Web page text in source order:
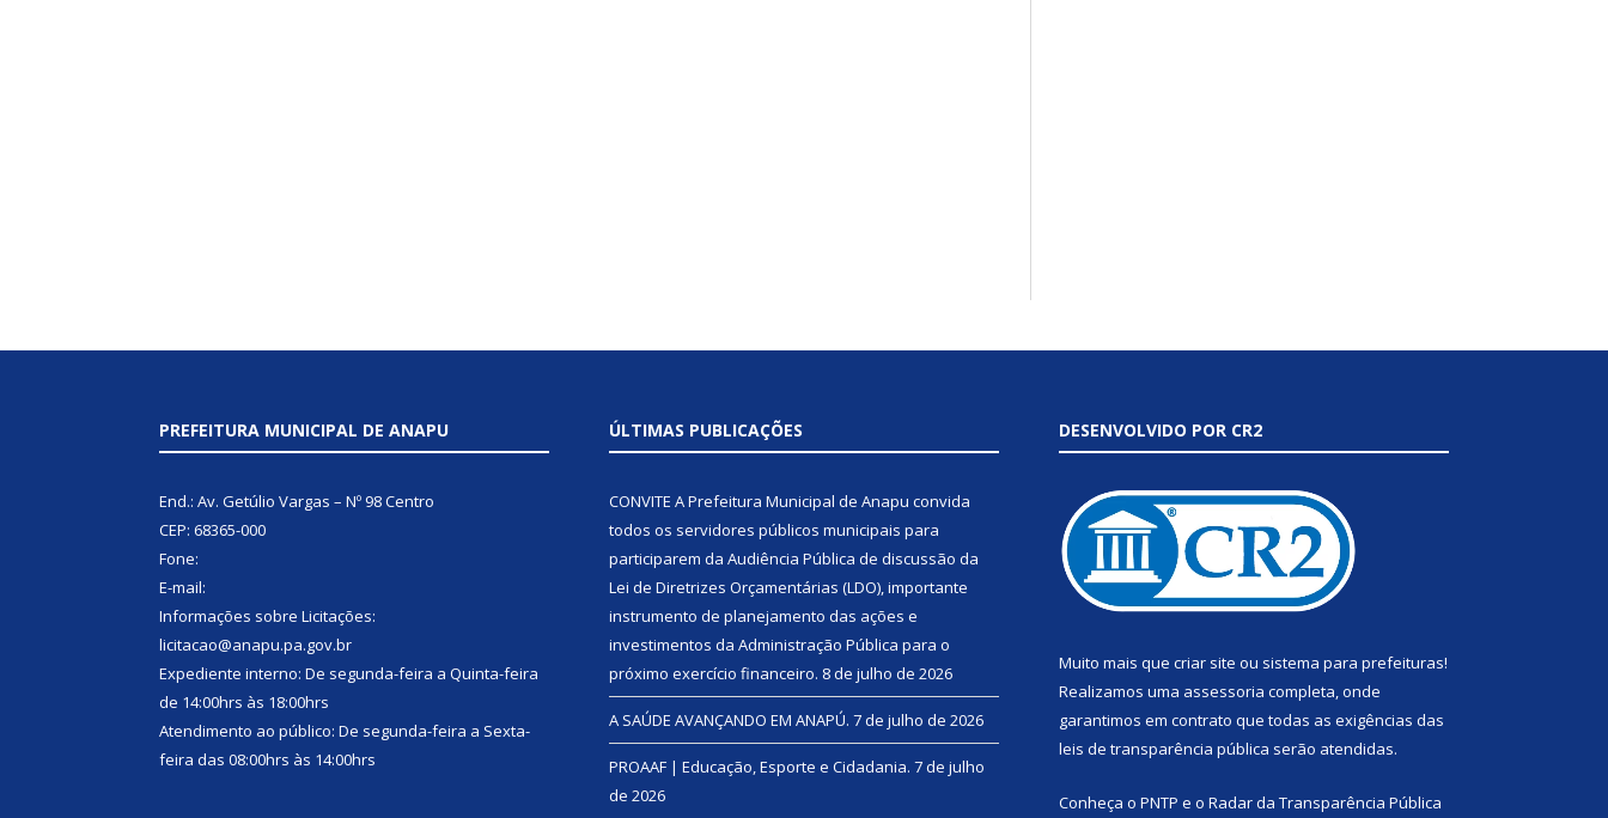
PREFEITURA MUNICIPAL DE ANAPU
End.: Av. Getúlio Vargas – Nº 98 Centro
CEP: 68365-000
Fone:
E-mail:
Informações sobre Licitações:
licitacao@anapu.pa.gov.br
Expediente interno: De segunda-feira a Quinta-feira
de 14:00hrs às 18:00hrs
Atendimento ao público: De segunda-feira a Sexta-
feira das 08:00hrs às 14:00hrs
ÚLTIMAS PUBLICAÇÕES
CONVITE A Prefeitura Municipal de Anapu convida
todos os servidores públicos municipais para
participarem da Audiência Pública de discussão da
Lei de Diretrizes Orçamentárias (LDO), importante
instrumento de planejamento das ações e
investimentos da Administração Pública para o
próximo exercício financeiro. 8 de julho de 2026
A SAÚDE AVANÇANDO EM ANAPÚ. 7 de julho de 2026
PROAAF | Educação, Esporte e Cidadania. 7 de julho
de 2026
DESENVOLVIDO POR CR2
Muito mais que criar site ou sistema para prefeituras!
Realizamos uma assessoria completa, onde
garantimos em contrato que todas as exigências das
leis de transparência pública serão atendidas.
Conheça o PNTP e o Radar da Transparência Pública